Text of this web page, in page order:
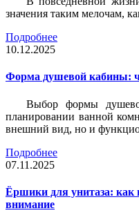
значения таким мелочам,
Подробнее
10.12.2025
Форма душевой кабины:
Выбор формы
планировании ванной
внешний вид, но и
Подробнее
07.11.2025
Ёршики для унитаза: как
внимание